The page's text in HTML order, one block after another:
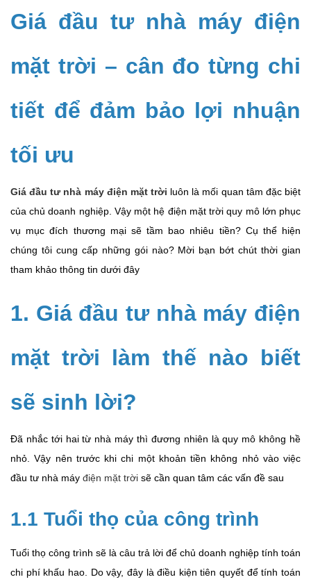
Giá đầu tư nhà máy điện
mặt trời – cân đo từng chi
tiết để đảm bảo lợi nhuận
tối ưu
Giá đầu tư nhà máy điện mặt trời luôn là mối quan tâm đặc biệt
của chủ doanh nghiệp. Vậy một hệ điện mặt trời quy mô lớn phục
vụ mục đích thương mại sẽ tầm bao nhiêu tiền? Cụ thể hiện
chúng tôi cung cấp những gói nào? Mời bạn bớt chút thời gian
tham khảo thông tin dưới đây
1. Giá đầu tư nhà máy điện
mặt trời làm thế nào biết
sẽ sinh lời?
Đã nhắc tới hai từ nhà máy thì đương nhiên là quy mô không hề
nhỏ. Vậy nên trước khi chi một khoản tiền không nhỏ vào việc
đầu tư nhà máy điện mặt trời sẽ cần quan tâm các vấn đề sau
1.1 Tuổi thọ của công trình
Tuổi thọ công trình sẽ là câu trả lời để chủ doanh nghiệp tính toán
chi phí khấu hao. Do vậy, đây là điều kiện tiên quyết để tính toán